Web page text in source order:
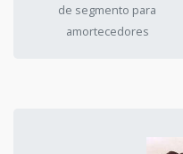
de segmento para
amortecedores